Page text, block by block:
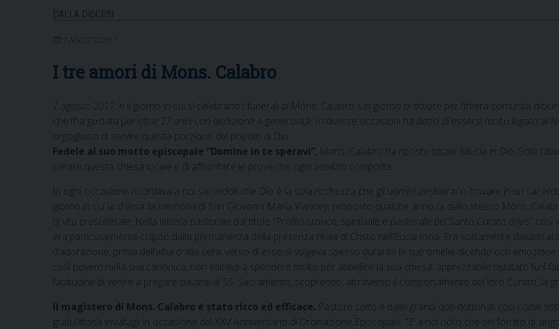
DALLA DIOCESI
7 AGOSTO 2017
I tre amori di Mons. Calabro
7 agosto 2017: è il giorno in cui si celebrano i funerali di Mons. Calabro. Un giorno di dolore per l’intera comunità
che l’ha guidata per oltre 27 anni con dedizione e generosità. In diverse occasioni ha detto di essersi molto legato ai
orgoglioso di servire questa porzione del popolo di Dio.
Fedele al suo motto episcopale “Domine in te speravi” , Mons. Calabro ha riposto totale fiducia in Dio. Solo
servire questa chiesa locale e di affrontare le prove che ogni servizio comporta.
In ogni occasione ricordava a noi sacerdoti che Dio è la sola ricchezza che gli uomini desiderano trovare in un
giorno in cui la chiesa fa memoria di San Giovanni Maria Vianney, proposto qualche anno fa dallo stesso Mons.
di vita presbiterale. Nella lettera pastorale dal titolo “Profilo storico, spirituale e pastorale del Santo Curato d’Ars” così
era particolarmente colpito dalla permanenza della presenza reale di Cristo nell’Eucarestia. Era solitamente davanti al
d’adorazione, prima dell’alba o alla sera; verso di esso si volgeva spesso durante le sue omelie dicendo con emozione:
così povero nella sua canonica, non esitava a spendere molto per abbellire la sua chiesa. apprezzabile risultato fu il
l’abitudine di venire a pregare davanti al SS. Sacramento, scoprendo, attraverso il comportamento del loro Curato, la
Il magistero di Mons. Calabro è stato ricco ed efficace. Pastore colto e dalle grandi doti dottrinali così come
gratulatoria inviatagli in occasione del XXV Anniversario di Ordinazione Episcopale: “E’ a noi noto che sei fornito di